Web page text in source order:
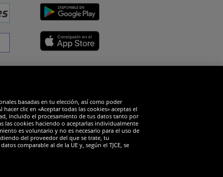
basadas en tu elección, así como poder
clic en «Aceptar todas las cookies» aceptas el
incluido el procesamiento de tus datos tanto por
las cookies haciendo o aceptarlas individualmente
es voluntario y no es necesario para el uso de
del proveedor del que se trate, tu
comparable al de la UE y, según el TJCE, se